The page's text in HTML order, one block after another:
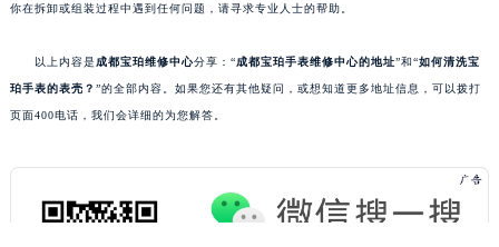
你在拆卸或组装过程中遇到任何问题，请寻求专业人士的帮助。
以上内容是 成都宝珀维修中心分享：“成都宝珀手表维修中心的地址”和“如何清洗宝
珀手表的表壳？ ”的全部内容。如果您还有其他疑问，或想知道更多地址信息，可以拨打
页面400电话，我们会详细的为您解答。